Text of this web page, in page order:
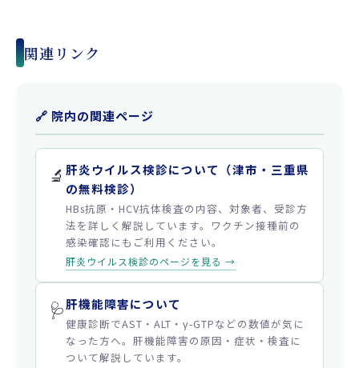
関連リンク
🔗 院内の関連ページ
🔬 肝炎ウイルス検診について（津市・三重県
の無料検診）
HBs抗原・HCV抗体検査の内容、対象者、受診方
法を詳しく解説しています。ワクチン接種前の
感染確認にもご利用ください。
肝炎ウイルス検診のページを見る →
🩺肝機能障害について
健康診断でAST・ALT・γ-GTPなどの数値が気に
なった方へ。肝機能障害の原因・症状・検査に
ついて解説しています。